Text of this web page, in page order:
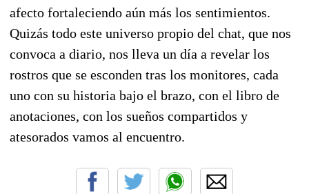
afecto fortaleciendo aún más los sentimientos.
Quizás todo este universo propio del chat, que nos
convoca a diario, nos lleva un día a revelar los
rostros que se esconden tras los monitores, cada
uno con su historia bajo el brazo, con el libro de
anotaciones, con los sueños compartidos y
atesorados vamos al encuentro.